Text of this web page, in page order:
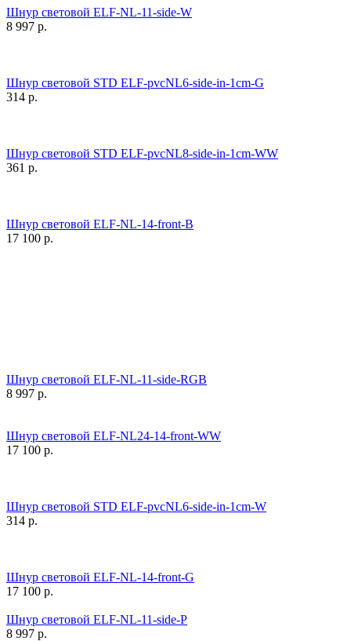
Шнур световой ELF-NL-11-side-W
8 997 р.
Шнур световой STD ELF-pvcNL6-side-in-1cm-G
314 р.
Шнур световой STD ELF-pvcNL8-side-in-1cm-WW
361 р.
Шнур световой ELF-NL-14-front-B
17 100 р.
Шнур световой ELF-NL-11-side-RGB
8 997 р.
Шнур световой ELF-NL24-14-front-WW
17 100 р.
Шнур световой STD ELF-pvcNL6-side-in-1cm-W
314 р.
Шнур световой ELF-NL-14-front-G
17 100 р.
Шнур световой ELF-NL-11-side-P
8 997 р.